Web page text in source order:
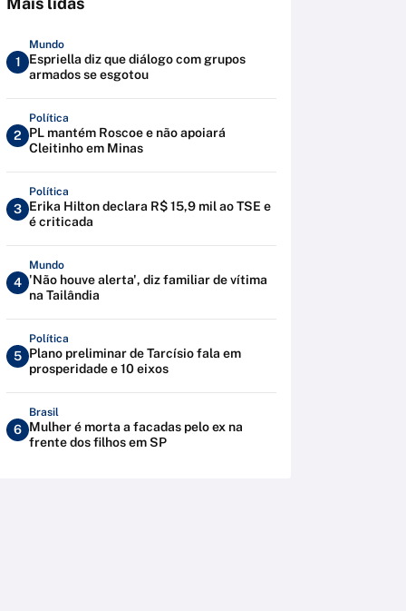
1
Mundo
Espriella diz que diálogo com grupos
armados se esgotou
2
Política
PL mantém Roscoe e não apoiará
Cleitinho em Minas
3
Política
Erika Hilton declara R$ 15,9 mil ao TSE e
é criticada
4
Mundo
'Não houve alerta', diz familiar de vítima
na Tailândia
5
Política
Plano preliminar de Tarcísio fala em
prosperidade e 10 eixos
6
Brasil
Mulher é morta a facadas pelo ex na
frente dos filhos em SP